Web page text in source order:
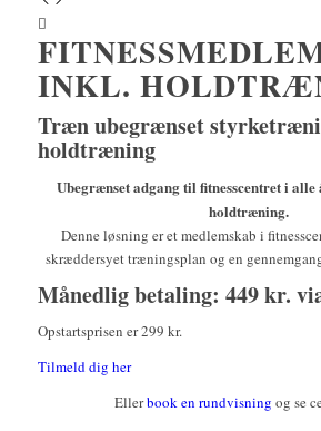
INKL.
Træn ubegrænset
holdtræning
Ubegrænset adgang til fitnesscentret i
holdtræning.
Denne løsning er et medlemskab i
skræddersyet træningsplan og en
Månedlig betaling: 449 kr.
Opstartsprisen er 299 kr.
Tilmeld dig her
Ellerbook en rundvisning og se